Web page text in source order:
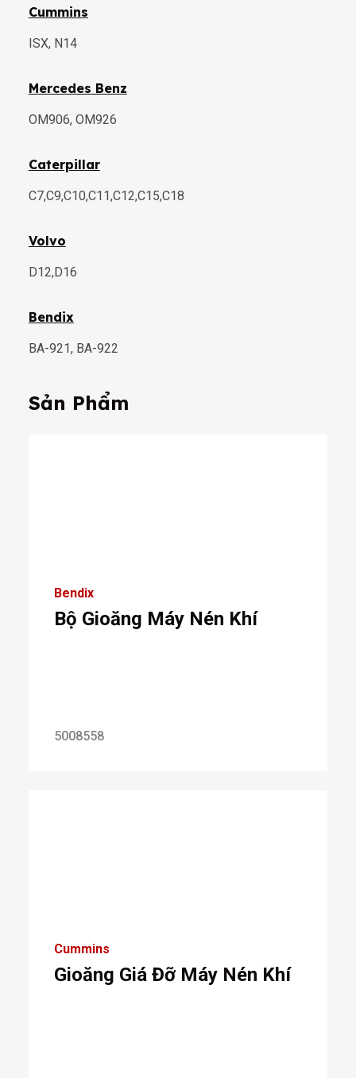
Cummins
ISX, N14
Mercedes Benz
OM906, OM926
Caterpillar
C7,C9,C10,C11,C12,C15,C18
Volvo
D12,D16
Bendix
BA-921, BA-922
Sản Phẩm
Bendix
Bộ Gioăng Máy Nén Khí
5008558
Cummins
Gioăng Giá Đỡ Máy Nén Khí